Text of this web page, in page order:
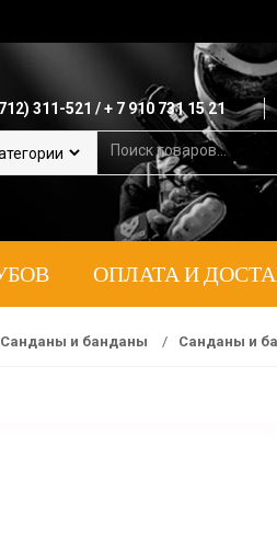
311-521 / + 7 910 731 15 21
f
:
ОПЛАТА И
Санданы и банданы / Санданы и